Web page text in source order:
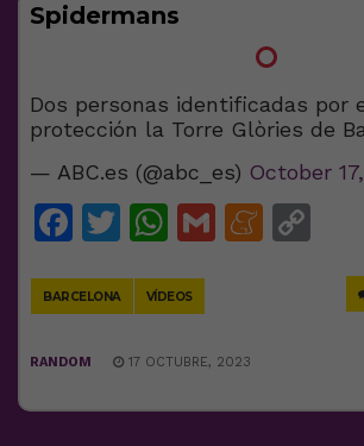
Spidermans
Dos personas identificadas por
protección la Torre Glòries de
— ABC.es (@abc_es) October
Facebook
Twitter
WhatsApp
Gmail
BARCELONA VÍDEOS
RANDOM 17 OCTUBRE, 2023